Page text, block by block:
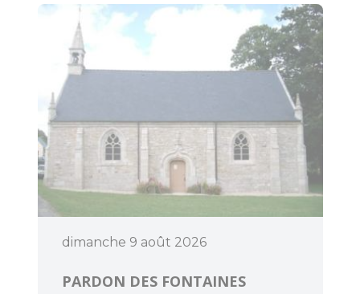
Agenda
dimanche 9 août 2026
PARDON DES FONTAINES